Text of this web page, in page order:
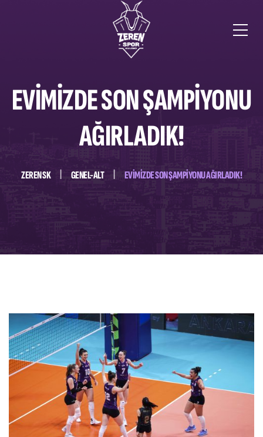
EVİMİZDE SON ŞAMPİYONU
AĞIRLADIK!
ZEREN SK GENEL-ALT EVİMİZDE SON ŞAMPİYONU AĞIRLADIK!